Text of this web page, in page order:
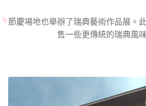
節慶場地也舉辦了瑞典藝術作品展。
售一些更傳統的瑞典風